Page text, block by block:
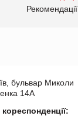
Рекомендації
бульвар Миколи
14А